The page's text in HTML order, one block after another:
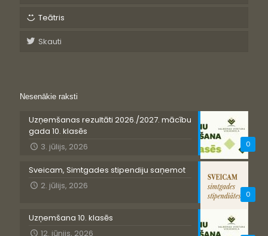
Teātris
Skauti
Nesenākie raksti
0
Uzņemšanas rezultāti 2026./2027. mācību
gada 10. klasēs
3. jūlijs, 2026
0
Sveicam, Simtgades stipendiju saņemot
2. jūlijs, 2026
Uzņemšana 10. klasēs
12. jūnijs, 2026